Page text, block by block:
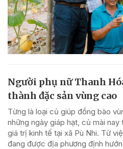
Người phụ nữ Thanh
thành đặc sản vùng cao
Từng là loại củ giúp đồng bào
những ngày giáp hạt, củ mài nay
giá trị kinh tế tại xã Pù Nhi. Từ
đang được địa phương định